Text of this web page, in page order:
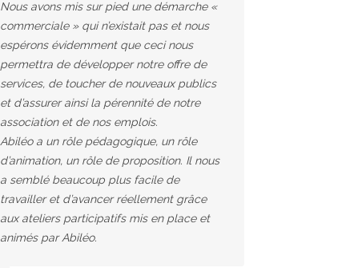
Nous avons mis sur pied une démarche «
commerciale » qui n’existait pas et nous
espérons évidemment que ceci nous
permettra de développer notre offre de
services, de toucher de nouveaux publics
et d’assurer ainsi la pérennité de notre
association et de nos emplois.
Abiléo a un rôle pédagogique, un rôle
d’animation, un rôle de proposition. Il nous
a semblé beaucoup plus facile de
travailler et d’avancer réellement grâce
aux ateliers participatifs mis en place et
animés par Abiléo.